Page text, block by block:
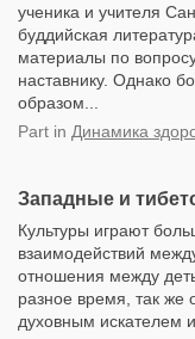
ученика и учителя
буддийская
материалы по
наставнику. Однако
образом...
Part in Динамика
Западные и
Культуры играют
взаимодействий
отношения между
разное время, так же
духовным искателем